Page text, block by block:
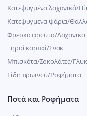
Kατεψυγμένα λαχανικά/
Κατεψυγμενα ψάρια/
Φρεσκα φρουτα/Λαχανικα
Ξηροί καρποί/Σνακ
Μπισκότα/Σοκολάτες/
Είδη πρωινού/Ροφήματα
Ποτά και Ροφήματα